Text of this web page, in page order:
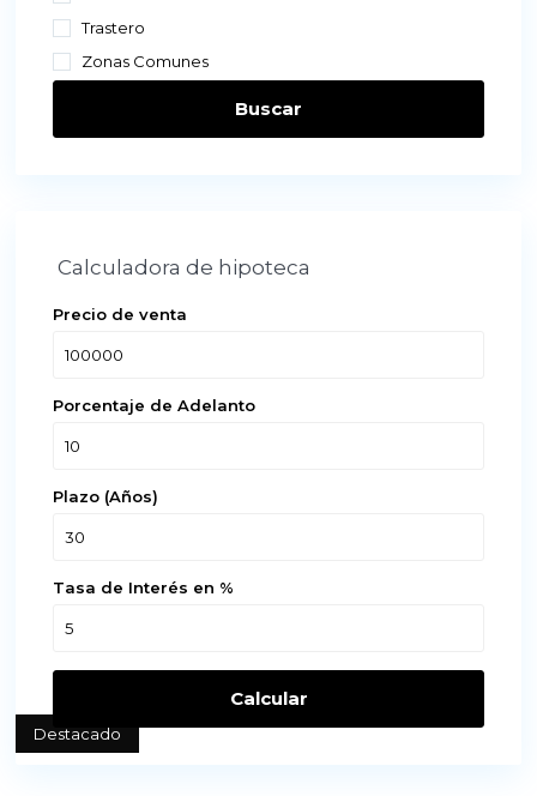
Trastero
Zonas Comunes
Buscar
Calculadora de hipoteca
Precio de venta
Porcentaje de Adelanto
Plazo (Años)
Tasa de Interés en %
Calcular
Destacado